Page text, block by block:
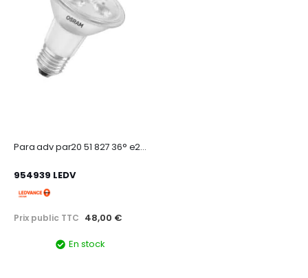
Para adv par20 51 827 36° e27 osram
954939 LEDV
Prix public TTC 48,00 €
En stock